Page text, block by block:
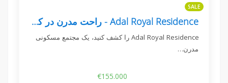
SALE
Adal Royal Residence - راحت مدرن در کستل، آلانیا
Adal Royal Residence را کشف کنید، یک مجتمع مسکونی
مدرن…
€155.000